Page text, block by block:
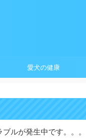
愛犬の健康
ルが発生中です。。。